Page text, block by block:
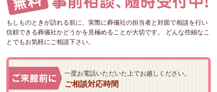
もしものときが訪れる前に、実際に葬儀社の担当者と対面で相談を行い
信頼できる葬儀社かどうかを見極めることが大切です。 どんな些細なこ
とでもお気軽にご相談下さい。
一度お電話いただいた上でお越しください。
ご相談対応時間